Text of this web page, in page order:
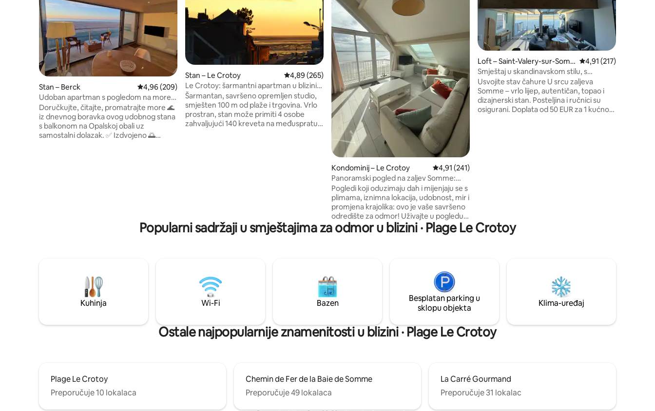
Stan – Berck Prosječna ocjena: 4,96/5, recenzija: 209
4,96 (209)
Udoban apartman s pogledom na more s
balkonom i garažom
Doručkujte, čitajte, promatrajte more 🌊
iz dnevnog boravka ovog udobnog stana
s balkonom na Opalskoj obali uz
samostalni dolazak. ✅ Izdvojeno 🌅
Prikladno za bebe: sklopivi krevetić +
Stan – Le Crotoy Prosječna ocjena: 4,89/5, recenzija: 265
4,89 (265)
Le Crotoy: šarmantni apartman u blizini
plaže
Šarmantan, savršeno opremljen studio,
smješten 100 m od plaže i trgovina. Vrlo
prostran, stan može primiti 4 osobe
zahvaljujući 140 kreveta na međuspratu i
Kondominij – Le Crotoy Prosječna ocjena: 4,91/5, recenzija: 241
4,91 (241)
Panoramski pogled na zaljev Somme:
Jedinstven!
Pogledi koji oduzimaju dah i mijenjaju se s
plimama, iznimna lokacija, udobnost, mir i
promjena krajolika: ovo je vaše savršeno
odredište za odmor! Uživajte u pogledu
na zaljev, dolasku tuljana i nevjerojatnim
svjetlima te otkrijte ili ponovno otkrijte
pobrinut će se da vam boravak na
vrhunskoj lokaciji u Le Crotoyu bude
izniman.
Loft – Saint-Valery-sur-Som
me
Prosječna ocjena:
4,91 (217)
Smještaj u skandinavskom stilu, s
pogledom na zaljev
Usvojite stav čahure U srcu zaljeva
Somme – vrlo lijep, autentičan, topao i
dizajnerski stan. Posteljina i ručnici su
osigurani. Doplata od 50 EUR za 1 kućnog
Popularni sadržaji u smještajima za odmor u blizini · Plage Le Crotoy
Kuhinja Wi-Fi Bazen
Besplatan parking u
sklopu objekta
Klima-uređaj
Ostale najpopularnije znamenitosti u blizini · Plage Le Crotoy
Plage Le Crotoy
Preporučuje 10 lokalaca
Chemin de Fer de la Baie de Somme
Preporučuje 49 lokalaca
La Carré Gourmand
Preporučuje 31 lokalac